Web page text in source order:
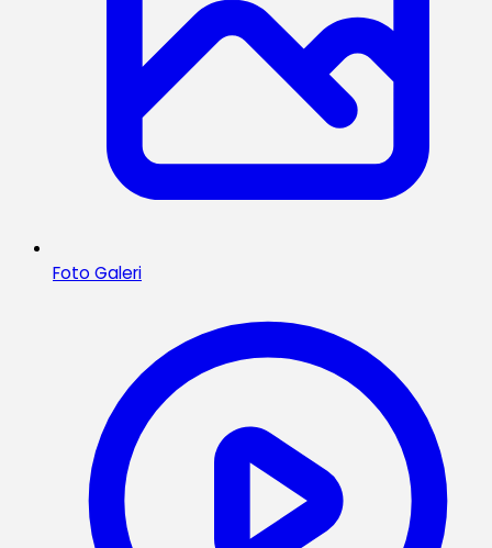
Foto Galeri